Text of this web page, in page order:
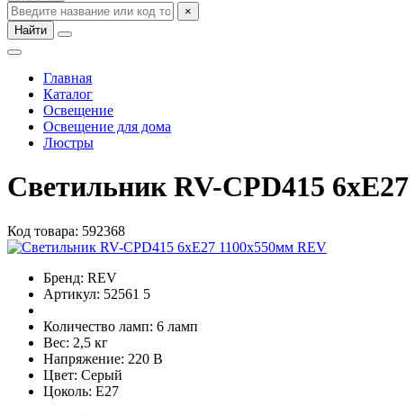
×
Найти
Главная
Каталог
Освещение
Освещение для дома
Люстры
Светильник RV-CPD415
Код товара: 592368
Бренд: REV
Артикул: 52561 5
Количество ламп: 6 ламп
Вес: 2,5 кг
Напряжение: 220 В
Цвет: Серый
Цоколь: E27